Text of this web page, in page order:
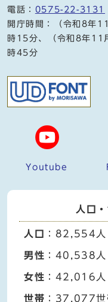
電話： 0575-22-3131
開庁時間：（令和8年
時15分、（令和8年
時45分
Youtube
人口
人口 ：82,554人
男性 ：40,538人
女性 ：42,016人
世帯 ：37,077世